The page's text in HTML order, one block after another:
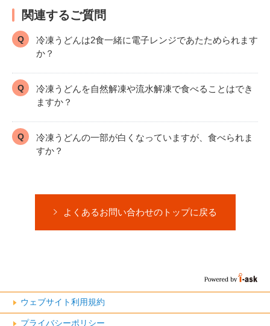
関連するご質問
冷凍うどんは2食一緒に電子レンジであたためられます
か？
冷凍うどんを自然解凍や流水解凍で食べることはでき
ますか？
冷凍うどんの一部が白くなっていますが、食べられま
すか？
よくあるお問い合わせのトップに戻る
ウェブサイト利用規約
プライバシーポリシー